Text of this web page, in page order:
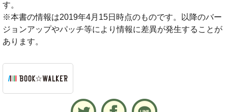
す。
※本書の情報は2019年4月15日時点のものです。以降のバー
ジョンアップやパッチ等により情報に差異が発生することが
あります。